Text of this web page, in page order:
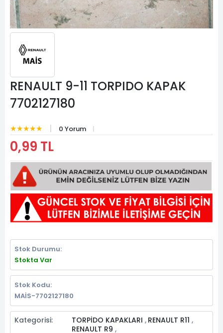
RENAULT 9-11 TORPIDO KAPAK
7702127180
★★★★★ 0 Yorum
0,99 TL
Stok Durumu:
Stokta Var
Stok Kodu:
MAİS-7702127180
Kategorisi: TORPİDO KAPAKLARI , RENAULT R11 ,
RENAULT R9 ,